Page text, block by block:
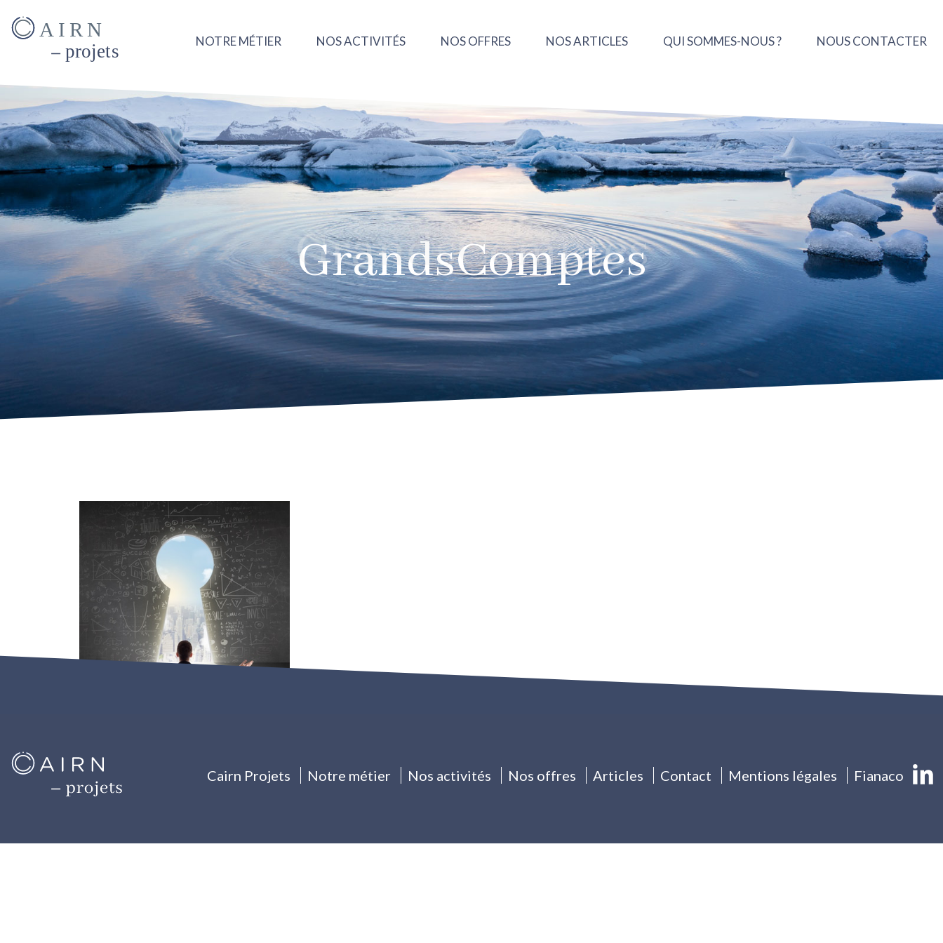
projets
AIRN
NOTRE MÉTIER NOS ACTIVITÉS NOS OFFRES NOS ARTICLES QUI SOMMES-NOUS ? NOUS CONTACTER
GrandsComptes
GrandsComptes
Cairn Projets Notre métier Nos activités Nos offres Articles Contact Mentions légales Fianaco